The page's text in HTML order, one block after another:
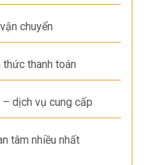
chuyển
thức thanh toán
dịch vụ cung cấp
tâm nhiều nhất